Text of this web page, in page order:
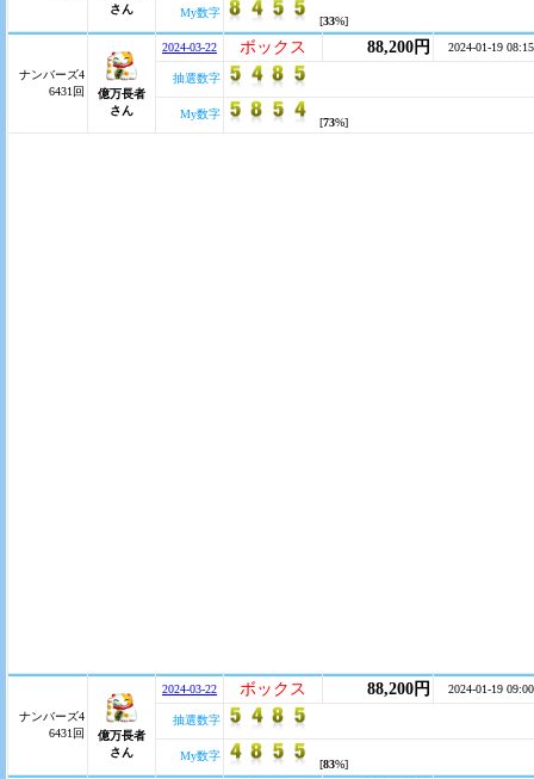
さん
My数字
[33%]
ナンバーズ4
6431回
億万長者
さん
2024-03-22 ボックス 88,200円 2024-01-19 08:15
抽選数字
My数字
[73%]
ナンバーズ4
6431回
億万長者
さん
2024-03-22 ボックス 88,200円 2024-01-19 09:00
抽選数字
My数字
[83%]